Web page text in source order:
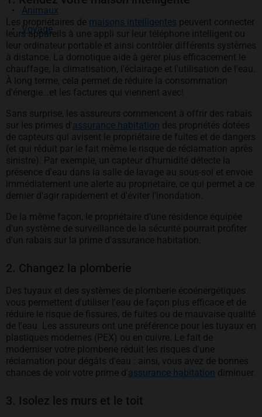
Animaux
Voyage
Les propriétaires de maisons intelligentes peuvent connecter
leurs appareils à une appli sur leur téléphone intelligent ou
leur ordinateur portable et ainsi contrôler différents systèmes
à distance. La domotique aide à gérer plus efficacement le
chauffage, la climatisation, l'éclairage et l'utilisation de l'eau.
À long terme, cela permet de réduire la consommation
d'énergie…et les factures qui viennent avec!
Sans surprise, les assureurs commencent à offrir des rabais
sur les primes d'assurance habitation des propriétés dotées
de capteurs qui avisent le propriétaire de fuites et de dangers
(et qui réduit par le fait même le risque de réclamation après
sinistre). Par exemple, un capteur d'humidité détecte la
présence d'eau dans la salle de lavage au sous-sol et envoie
immédiatement une alerte au propriétaire, ce qui permet à ce
dernier d'agir rapidement et d'éviter l'inondation.
De la même façon, le propriétaire d'une résidence équipée
d'un système de surveillance de la sécurité pourrait profiter
d'un rabais sur la prime d'assurance habitation.
2. Changez la plomberie
Des tuyaux et des systèmes de plomberie écoénergétiques
vous permettent d'utiliser l'eau de façon plus efficace et de
réduire le risque de fissures, de fuites ou de mauvaise qualité
de l'eau. Les assureurs ont une préférence pour les tuyaux en
plastiques modernes (PEX) ou en cuivre. Le fait de
moderniser votre plomberie réduit les risques d'une
réclamation pour dégâts d'eau : ainsi, vous avez de bonnes
chances de voir votre prime d'assurance habitation diminuer.
3. Isolez les murs et le toit